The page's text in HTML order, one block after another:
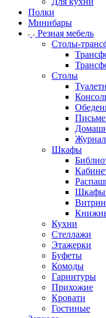
Полки
Минибары
Резная мебель
Столы-
Столы
Шкафы
Шкафы
Кухни
Стеллажи
Этажерки
Буфеты
Комоды
Гарнитуры
Прихожие
Кровати
Гостиные